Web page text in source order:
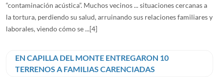
“contaminación acústica”. Muchos vecinos ... situaciones cercanas a
la tortura, perdiendo su salud, arruinando sus relaciones familiares y
laborales, viendo cómo se ...[4]
EN CAPILLA DEL MONTE ENTREGARON 10
TERRENOS A FAMILIAS CARENCIADAS